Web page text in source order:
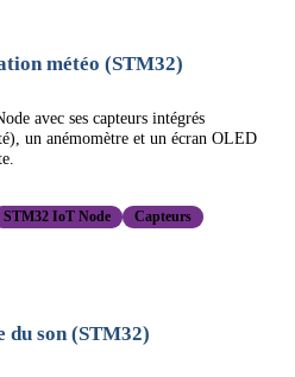
météo (STM32)
avec ses capteurs intégrés
un anémomètre et un écran OLED
STM32 IoT Node
Capteurs
du son (STM32)